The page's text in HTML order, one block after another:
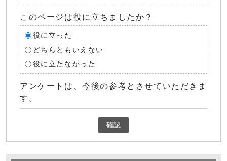
このページは役に立ちましたか？
役に立った
どちらともいえない
役に立たなかった
アンケートは、今後の参考とさせていただきま
す。
確認